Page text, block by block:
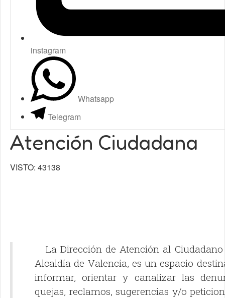
instagram
Whatsapp
Telegram
Atención Ciudadana
VISTO: 43138
La Dirección de Atención al
Alcaldía de Valencia, es un espacio
informar, orientar y canalizar las
quejas, reclamos, sugerencias y/o